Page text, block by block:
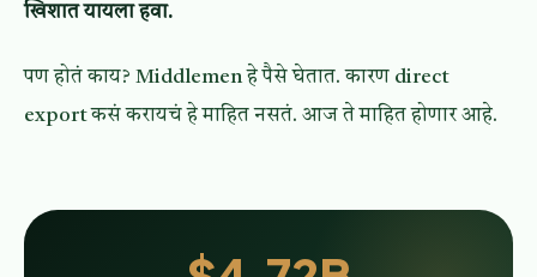
खिशात यायला हवा.
पण होतं काय? Middlemen हे पैसे घेतात. कारण direct
export कसं करायचं हे माहित नसतं. आज ते माहित होणार आहे.